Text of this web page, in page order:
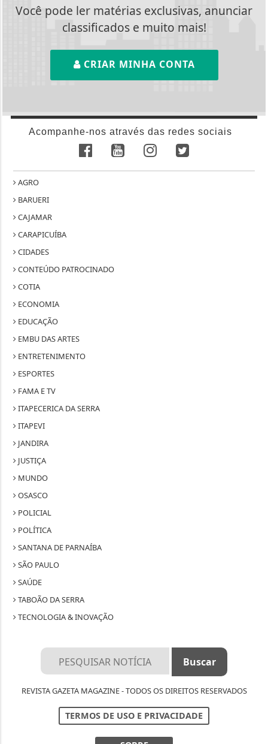
Você pode ler matérias exclusivas, anunciar
classificados e muito mais!
CRIAR MINHA CONTA
Acompanhe-nos através das redes sociais
AGRO
BARUERI
CAJAMAR
CARAPICUÍBA
CIDADES
CONTEÚDO PATROCINADO
COTIA
ECONOMIA
EDUCAÇÃO
EMBU DAS ARTES
ENTRETENIMENTO
ESPORTES
FAMA E TV
ITAPECERICA DA SERRA
ITAPEVI
JANDIRA
JUSTIÇA
MUNDO
OSASCO
POLICIAL
POLÍTICA
SANTANA DE PARNAÍBA
SÃO PAULO
SAÚDE
TABOÃO DA SERRA
TECNOLOGIA & INOVAÇÃO
REVISTA GAZETA MAGAZINE - TODOS OS DIREITOS RESERVADOS
TERMOS DE USO E PRIVACIDADE